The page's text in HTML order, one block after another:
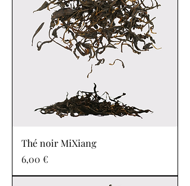
Thé noir MiXiang
Prix
6,00 €